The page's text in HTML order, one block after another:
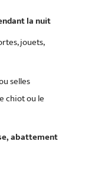
la nuit
jouets,
selles
chiot ou le
abattement